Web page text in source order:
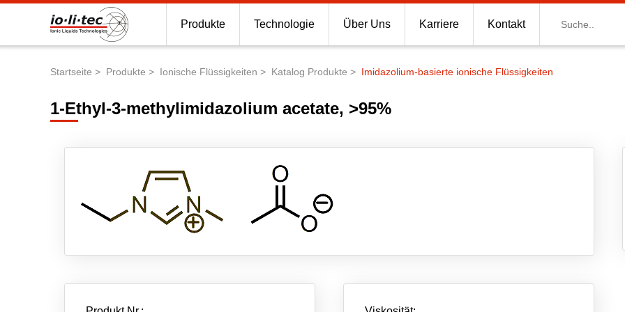
Produkte Technologie Über Uns Karriere Kontakt
Startseite Produkte Ionische Flüssigkeiten Katalog Produkte Imidazolium-basierte ionische Flüssigkeiten
1-Ethyl-3-methylimidazolium acetate, >95%